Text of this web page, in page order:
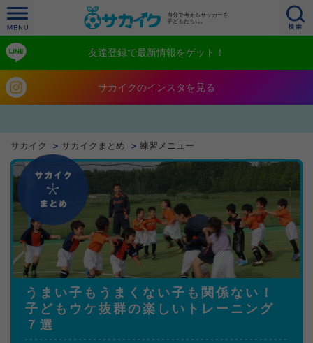
自分で考えるサッカーを
子どもたちに。
友達登録で最新情報をゲット！
サカイクのインスタを見る
サカイク サカイクまとめ 練習メニュー
うまい子もうまくない子も関係ない！
子どもウケ抜群の楽しいトレーニング
７選